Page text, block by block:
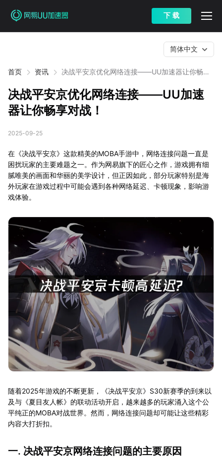
下 载
首页 资讯
决战平安京优化网络连接——UU加速器让你畅享
简体中文
决战平安京优化网络连接——UU加速
器让你畅享对战！
2025-09-25
在《决战平安京》这款精美的MOBA手游中，网络连接问题一直是
困扰玩家的主要难题之一。作为网易旗下的匠心之作，游戏拥有细
腻唯美的画面和华丽的美学设计，但正因如此，部分玩家特别是海
外玩家在游戏过程中可能会遇到各种网络延迟、卡顿现象，影响游
戏体验。
随着2025年游戏的不断更新，《决战平安京》S30新赛季的到来以
及与《夏目友人帐》的联动活动开启，越来越多的玩家涌入这个公
平纯正的MOBA对战世界。然而，网络连接问题却可能让这些精彩
内容大打折扣。
一. 决战平安京网络连接问题的主要原因